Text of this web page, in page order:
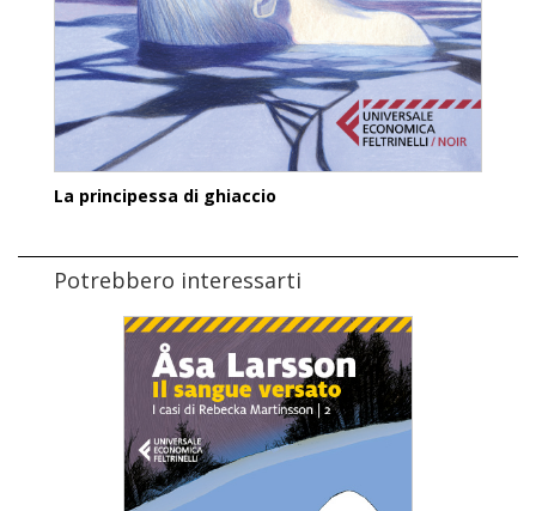
La principessa di ghiaccio
Potrebbero interessarti